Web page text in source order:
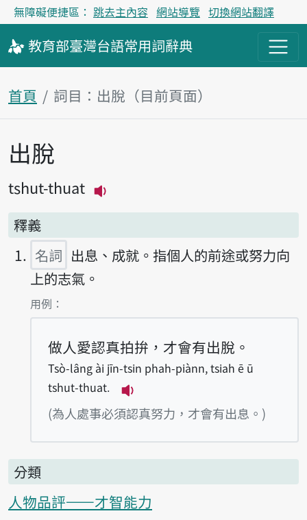
無障礙便捷區： 跳去主內容 網站導覽 切換網站翻譯
教育部臺灣台語常用詞辭典
首頁 詞目：出脫（目前頁面）
主內容區塊
出脫
tshut-thuat
釋義
名詞 出息、成就。指個人的前途或努力向
上的志氣。
第1項釋義的
用例：
做人愛認真拍拚，才會有出脫。
Tsò-lâng ài jīn-tsin phah-piànn, tsiah ē ū
tshut-thuat.
播放例句Tsò-lâng ài jīn-
(為人處事必須認真努力，才會有出息。)
分類
人物品評——才智能力